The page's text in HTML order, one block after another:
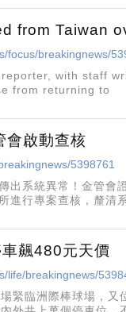
from Taiwan
focus/breakingnews/
with staff
from returning to
會啟動查核
5398761
出系統異常！金管會
行專案查核，釐清
飆480元天價
life/breakingnews/
緊臨洲際棒球場，又